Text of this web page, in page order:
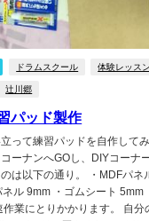
ドラムスクール 体験レッスン
辻川郷
パッド製作
って練習パッドを自作してみ
ーナンへGOし、DIYコーナ
は以下の通り。 ・MDFパネ
ネル 9mm ・ゴムシート 5mm
作業にとりかかります。 自分